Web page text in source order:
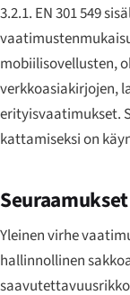
3.2.1. EN 301 549
mobiilisovellusten,
verkkoasiakirjojen,
erityisvaatimukset.
kattamiseksi on
Yleinen virhe
hallinnollinen